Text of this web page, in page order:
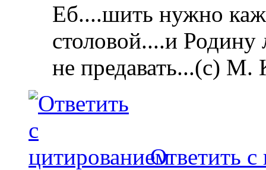
Еб....шить нужно
столовой....и
не предавать...(с) М.
Ответить с